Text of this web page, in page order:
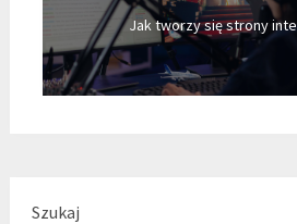
Jak tworzy się strony
Szukaj